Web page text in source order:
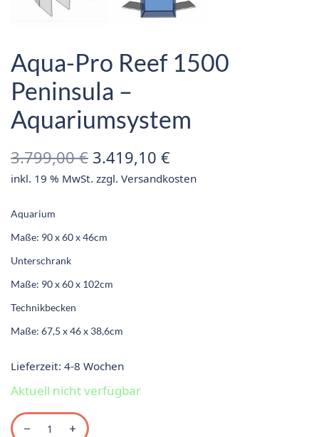
Aqua-Pro Reef 1500
Peninsula –
Aquariumsystem
3.799,00€ Ursprünglicher
Preis war:
3.419,10€
Preis ist:
inkl. 19 % MwSt. zzgl.Versandkosten
Aquarium
Maße: 90 x 60 x 46cm
Unterschrank
Maße: 90 x 60 x 102cm
Technikbecken
Maße: 67,5 x 46 x 38,6cm
Lieferzeit:4-8 Wochen
Aktuell nicht verfügbar